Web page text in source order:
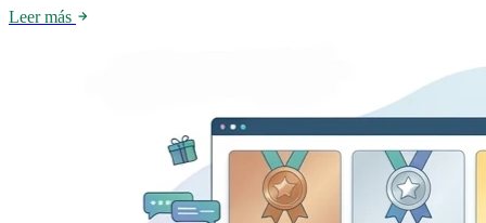
Leer más